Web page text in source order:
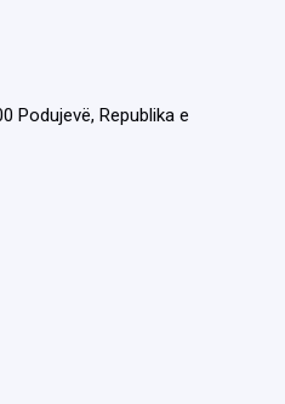
Podujevë, Republika e